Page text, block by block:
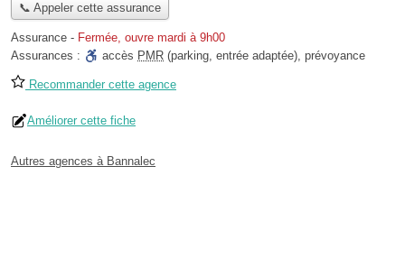
📞 Appeler cette assurance
Assurance - Fermée, ouvre mardi à 9h00
Assurances :
accès PMR (parking, entrée adaptée), prévoyance
Recommander cette agence
Améliorer cette fiche
Autres agences à Bannalec